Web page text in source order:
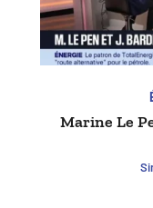
Marine Le